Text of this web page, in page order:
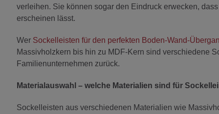
verleihen. Sie können sogar den Eindruck erwecken,
erscheinen lässt.
Wer Sockelleisten für den perfekten Boden-Wand-
Massivholzkern bis hin zu MDF-Kern sind verschiedene
Familienunternehmen zurück.
Materialauswahl – welche Materialien sind für
Sockelleisten aus verschiedenen Materialien wie